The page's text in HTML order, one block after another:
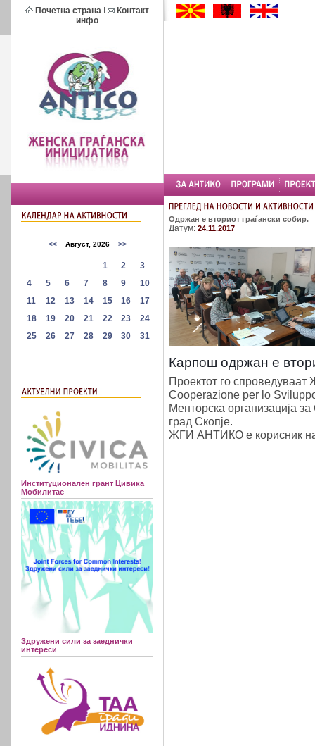
Почетна страна
Контакт
инфо
Институционален грант Цивика
Мобилитас
Здружени сили за заеднички
интереси
Одржан е вториот граѓански собир.
Датум: 24.11.2017
Карпош одржан е
Проектот го
Cooperazione per lo Svil
Менторска организација
град Скопје.
ЖГИ АНТИКО е корисник на